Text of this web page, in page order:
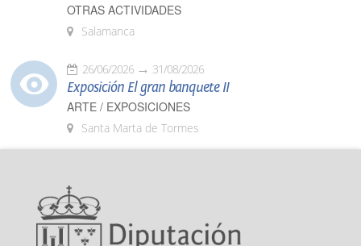
OTRAS ACTIVIDADES
Salamanca
26/06/2026 31/08/2026
Exposición El gran banquete II
ARTE / EXPOSICIONES
Santa Marta de Tormes